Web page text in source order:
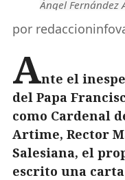
Ángel Fernández
por
Ante el
del Papa
como Cardenal
Artime, Rector
Salesiana, el
escrito una